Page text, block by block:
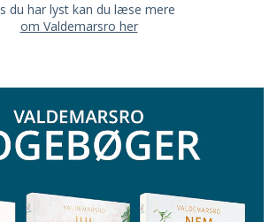
du har lyst kan du læse mere
om Valdemarsro her